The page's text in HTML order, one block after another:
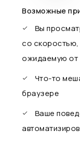
Возможные
Вы
со
ожидаемую от
Что-то
браузере
Ваше